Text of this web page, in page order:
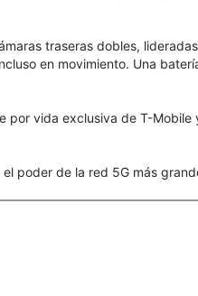
traseras dobles,
en movimiento. Una
vida exclusiva de T-
el poder de la red 5G más